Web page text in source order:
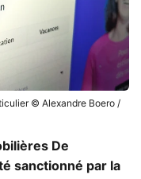
© Alexandre Boero /
De
sanctionné par la